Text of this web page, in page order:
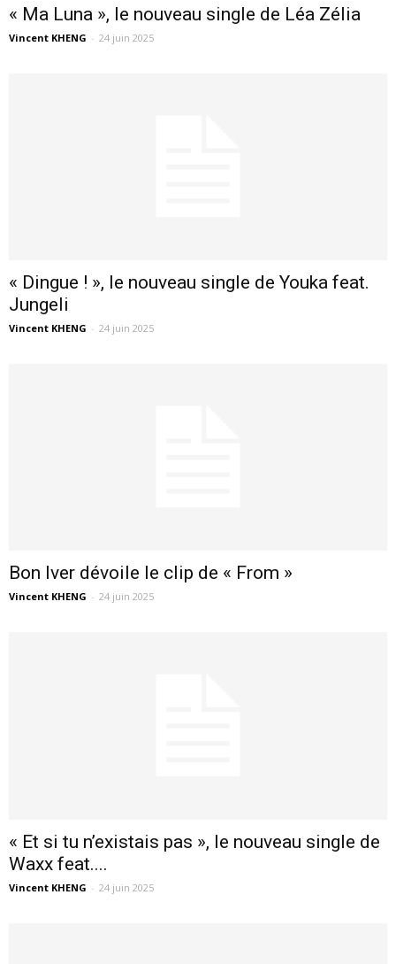
« Ma Luna », le nouveau single de Léa Zélia
Vincent KHENG - 24 juin 2025
« Dingue ! », le nouveau single de Youka feat.
Jungeli
Vincent KHENG - 24 juin 2025
Bon Iver dévoile le clip de « From »
Vincent KHENG - 24 juin 2025
« Et si tu n’existais pas », le nouveau single de
Waxx feat....
Vincent KHENG - 24 juin 2025